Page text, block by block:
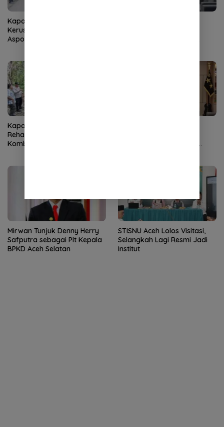
Kapolda Aceh Tinjau
Kerusakan Rumah Dinas
Aspol Lamteumen I Diterjang
Kapolres Aceh Selatan Janji
Rehab Rumah Janda Eks
Kombatan GAM hingga
Mirwan Tunjuk Denny Herry
Safputra sebagai Plt Kepala
BPKD Aceh Selatan
STISNU Aceh Lolos Visitasi,
Selangkah Lagi Resmi Jadi
Institut